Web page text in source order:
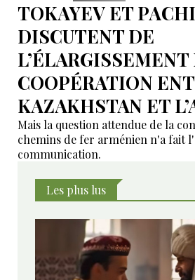
TOKAYEV ET
DISCUTENT DE
COOPÉRATION
KAZAKHSTAN ET
Mais la question attendue de la
chemins de fer arménien n'a fait
communication.
Les plus lus